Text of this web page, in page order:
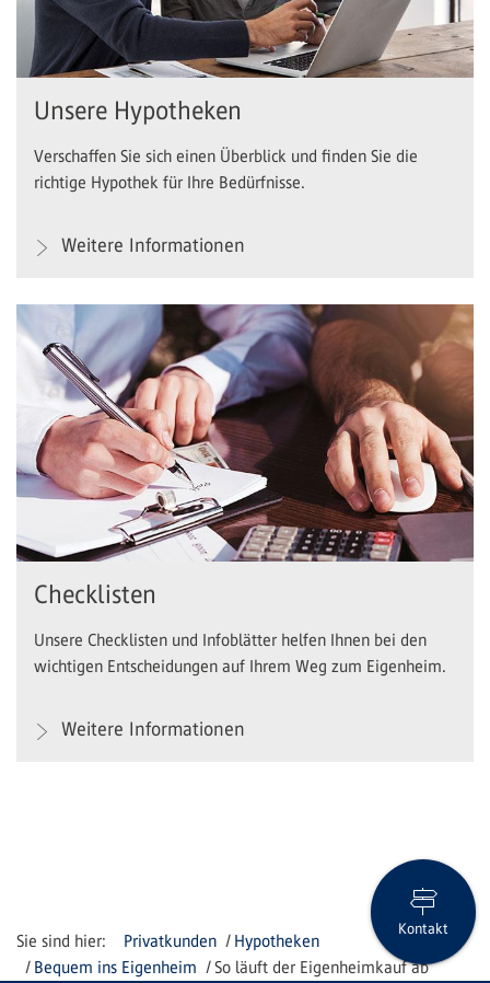
Unsere Hypotheken
Verschaffen Sie sich einen Überblick und finden Sie die
richtige Hypothek für Ihre Bedürfnisse.
Weitere Informationen
Checklisten
Unsere Checklisten und Infoblätter helfen Ihnen bei den
wichtigen Entscheidungen auf Ihrem Weg zum Eigenheim.
Weitere Informationen
Privatkunden
Hypotheken
Bequem ins Eigenheim
So läuft der Eigenheimkauf ab
Kontakt